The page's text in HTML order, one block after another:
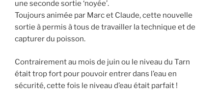
une seconde sortie ‘noyée’.
Toujours animée par Marc et Claude, cette nouvelle
sortie à permis à tous de travailler la technique et de
capturer du poisson.
Contrairement au mois de juin ou le niveau du Tarn
était trop fort pour pouvoir entrer dans l’eau en
sécurité, cette fois le niveau d’eau était parfait !